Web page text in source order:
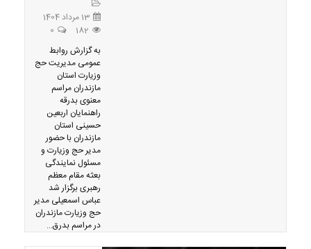
13 مرداد 1404
182
0
به گزارش روابط
عمومی مدیریت حج
وزیارت استان
مازندران مراسم
معنوی بدرقه
راهنمایان اربعین
حسینی استان
مازندران با حضور
مدیر حج وزیارت و
مسئول نمایندگی
بعثه مقام معظم
رهبری برگزار شد
عباس اسمعیلی مدیر
حج وزیارت مازندران
در مراسم بدرق...